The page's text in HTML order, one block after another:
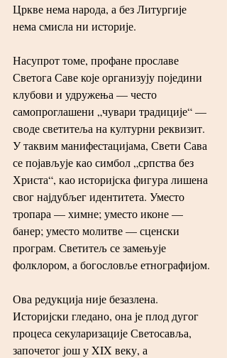
Цркве нема народа, а без Литургије
нема смисла ни историје.
Насупрот томе, профане прославе
Светога Саве које организују поједини
клубови и удружења — често
самопроглашени „чувари традиције“ —
своде светитеља на културни реквизит.
У таквим манифестацијама, Свети Сава
се појављује као симбол „српства без
Христа“, као историјска фигура лишена
свог најдубљег идентитета. Уместо
тропара — химне; уместо иконе —
банер; уместо молитве — сценски
програм. Светитељ се замењује
фолклором, а богословље етнографијом.
Ова редукција није безазлена.
Историјски гледано, она је плод дугог
процеса секуларизације Светосавља,
започетог још у XIX веку, а